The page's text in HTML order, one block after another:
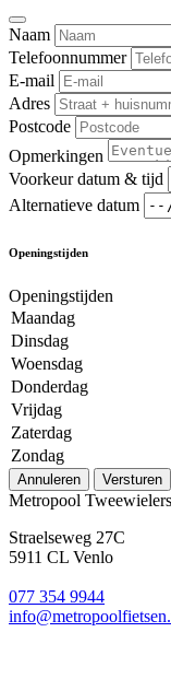
Naam
Telefoonnummer
E-mail
Adres
Postcode
Opmerkingen
Voorkeur datum & tijd
Alternatieve datum
Openingstijden
Openingstijden
Maandag
Dinsdag
Woensdag
Donderdag
Vrijdag
Zaterdag
Zondag
Annuleren Versturen
Metropool Tweewielers
Straelseweg 27C
5911 CL Venlo
077 354 9944